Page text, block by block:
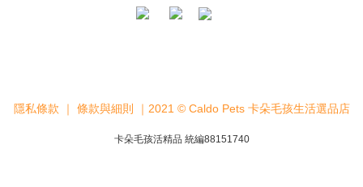
隱私條款 ｜ 條款與細則 ｜2021 © Caldo Pets 卡朵毛孩生活選品店
卡朵毛孩活精品 統編88151740